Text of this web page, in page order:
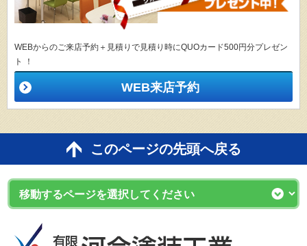
WEBからのご来店予約＋見積りで見積り時にQUOカード500円分プレゼン
ト ！
WEB来店予約
このページの先頭へ戻る